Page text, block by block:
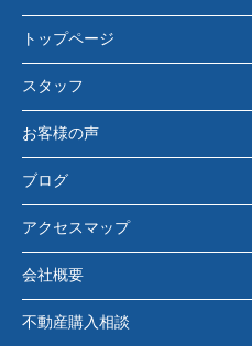
トップページ
スタッフ
お客様の声
ブログ
アクセスマップ
会社概要
不動産購入相談